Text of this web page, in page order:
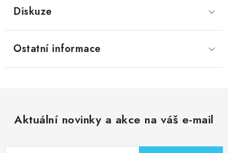
Diskuze
Ostatní informace
Aktuální novinky a akce na váš e-mail